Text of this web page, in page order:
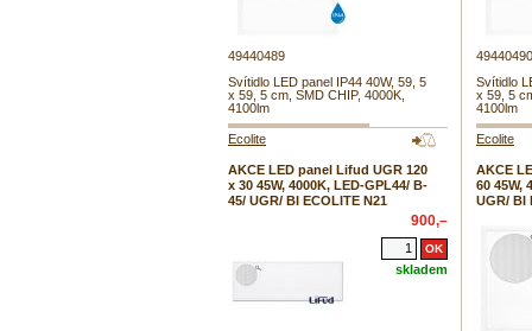
49440489
Svítidlo LED panel IP44 40W, 59, 5
x 59, 5 cm, SMD CHIP, 4000K,
4100lm
49440490
Svítidlo
x 59, 5
4100lm
Ecolite
AKCE LED panel Lifud UGR 120
x 30 45W, 4000K, LED-GPL44/ B-
45/ UGR/ BI ECOLITE N21
900,–
skladem
Ecolite
AKCE
60 45W,
UGR/ BI